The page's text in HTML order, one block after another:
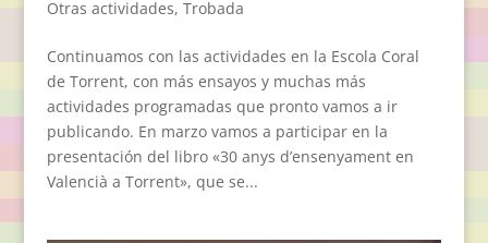
Otras actividades, Trobada
Continuamos con las actividades en la Escola Coral
de Torrent, con más ensayos y muchas más
actividades programadas que pronto vamos a ir
publicando. En marzo vamos a participar en la
presentación del libro «30 anys d’ensenyament en
Valencià a Torrent», que se...